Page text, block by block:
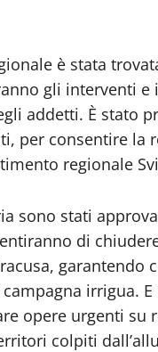
è stata
gli interventi
addetti. È stato
per consentire la
regionale
sono stati
di
irrigua.
opere urgenti
colpiti